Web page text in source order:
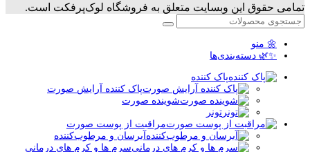
تمامی حقوق این وبسایت متعلق به فروشگاه لوک‌پرفکت است.
🌼 منو
✨🌿 دسته‌بندی‌ها
پاک کننده
پاک کننده آرایش صورت
شوینده صورت
تونر
مراقبت از پوست صورت
آبرسان و مرطوب‌کننده
سرم ها و کرم های درمانی